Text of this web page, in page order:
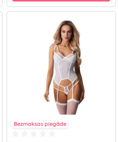
Bezmaksas piegāde